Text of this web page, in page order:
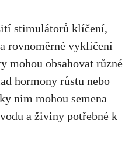
stimulátorů klíčení,
rovnoměrné vyklíčení
mohou obsahovat různé
hormony růstu nebo
nim mohou semena
a živiny potřebné k